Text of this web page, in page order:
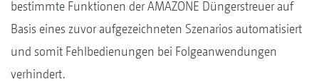
bestimmte Funktionen der AMAZONE Düngerstreuer auf
Basis eines zuvor aufgezeichneten Szenarios automatisiert
und somit Fehlbedienungen bei Folgeanwendungen
verhindert.